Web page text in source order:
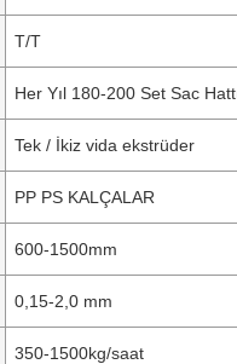
T/T
Her Yıl 180-200 Set Sac
Tek / İkiz vida ekstrüder
PP PS KALÇALAR
600-1500mm
0,15-2,0 mm
350-1500kg/saat